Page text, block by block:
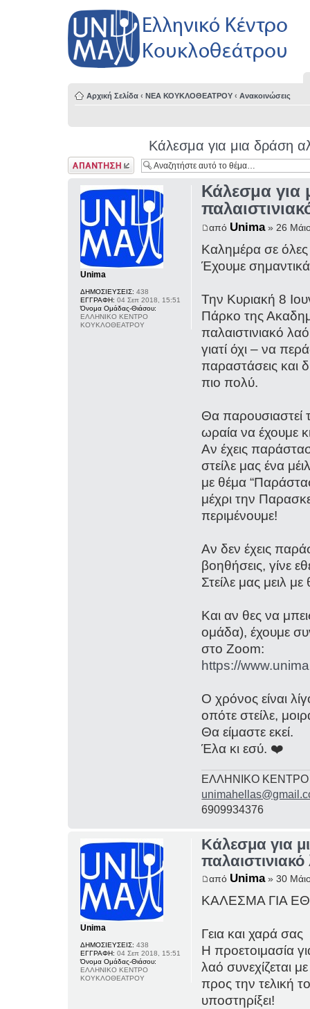
Αρχική Σελίδα ‹ ΝΕΑ ΚΟΥΚΛΟΘΕΑΤΡΟΥ ‹ Ανακοινώσεις
Κάλεσμα για μια δράση
Δημιουργία
απάντησης
Κάλεσμα για
από Unima» 26
Καλημέρα σε όλες
Έχουμε
Την Κυριακή 8
Πάρκο της
παλαιστινιακό
γιατί όχι – να
παραστάσεις και
πιο πολύ.
Θα παρουσιαστεί
ωραία να έχουμε
Αν έχεις
στείλε μας ένα
με θέμα
μέχρι την
περιμένουμε!
Αν δεν έχεις
βοηθήσεις, γίνε
Στείλε μας μειλ
Και αν θες να
ομάδα), έχουμε
στο Zoom:
https://
Ο χρόνος είναι
οπότε στείλε,
Θα είμαστε εκεί.
Έλα κι εσύ. ❤️
ΕΛΛΗΝΙΚΟ
6909934376
Unima
ΔΗΜΟΣΙΕΥΣΕΙΣ: 438
ΕΓΓΡΑΦΗ: 04 Σεπ 2018, 15:51
Όνομα Ομάδας-Θιάσου:
ΕΛΛΗΝΙΚΟ ΚΕΝΤΡΟ
ΚΟΥΚΛΟΘΕΑΤΡΟΥ
Κάλεσμα για
από Unima» 30
ΚΑΛΕΣΜΑ ΓΙΑ
Γεια και χαρά σας
Η προετοιμασία
λαό συνεχίζεται
προς την τελική
υποστηρίξει!
Unima
ΔΗΜΟΣΙΕΥΣΕΙΣ: 438
ΕΓΓΡΑΦΗ: 04 Σεπ 2018, 15:51
Όνομα Ομάδας-Θιάσου:
ΕΛΛΗΝΙΚΟ ΚΕΝΤΡΟ
ΚΟΥΚΛΟΘΕΑΤΡΟΥ